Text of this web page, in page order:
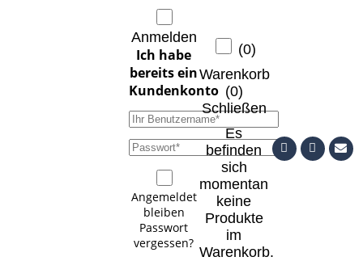
Anmelden
Angemeldet
bleiben
Passwort
vergessen?
(0)
Warenkorb
(0)
Schließen
Es
befinden
sich
momentan
keine
Produkte
im
Warenkorb.